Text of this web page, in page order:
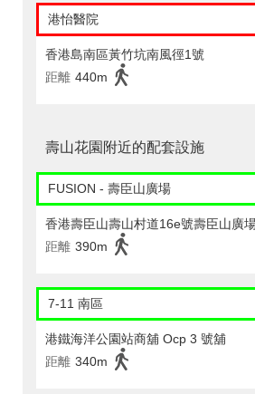
港怡醫院
香港島南區黃竹坑南風徑1號
距離 440m
壽山花園附近的配套設施
FUSION - 壽臣山廣場
香港壽臣山壽山村道16e號壽臣山廣
距離 390m
7-11 南區
港鐵海洋公園站商舖 Ocp 3 號舖
距離 340m